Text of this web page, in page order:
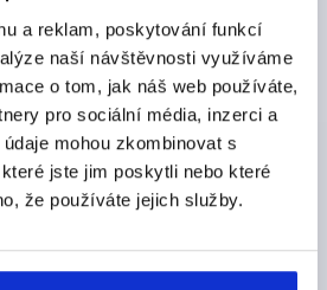
a reklam, poskytování funkcí
naší návštěvnosti využíváme
o tom, jak náš web používáte,
pro sociální média, inzerci a
mohou zkombinovat s
jste jim poskytli nebo které
že používáte jejich služby.
range